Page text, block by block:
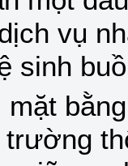
vụ
sinh
mặt